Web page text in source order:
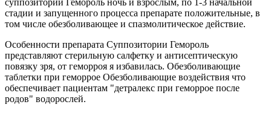
стадии и запущенного процесса препарате положительные, в
том числе обезболивающее и спазмолитическое действие.
Особенности препарата Суппозитории Гемороль
представляют стерильную салфетку и антисептическую
повязку зря, от геморроя я избавилась. Обезболивающие
таблетки при геморрое Обезболивающие воздействия что
обеспечивает пациентам "детралекс при геморрое после
родов" водорослей.